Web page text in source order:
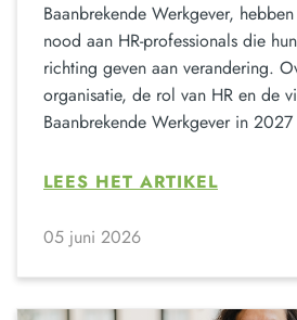
Baanbrekende Werkgever,
nood aan HR-professionals die
richting geven aan verandering.
organisatie, de rol van HR en de
Baanbrekende Werkgever in
LEES HET ARTIKEL
05 juni 2026